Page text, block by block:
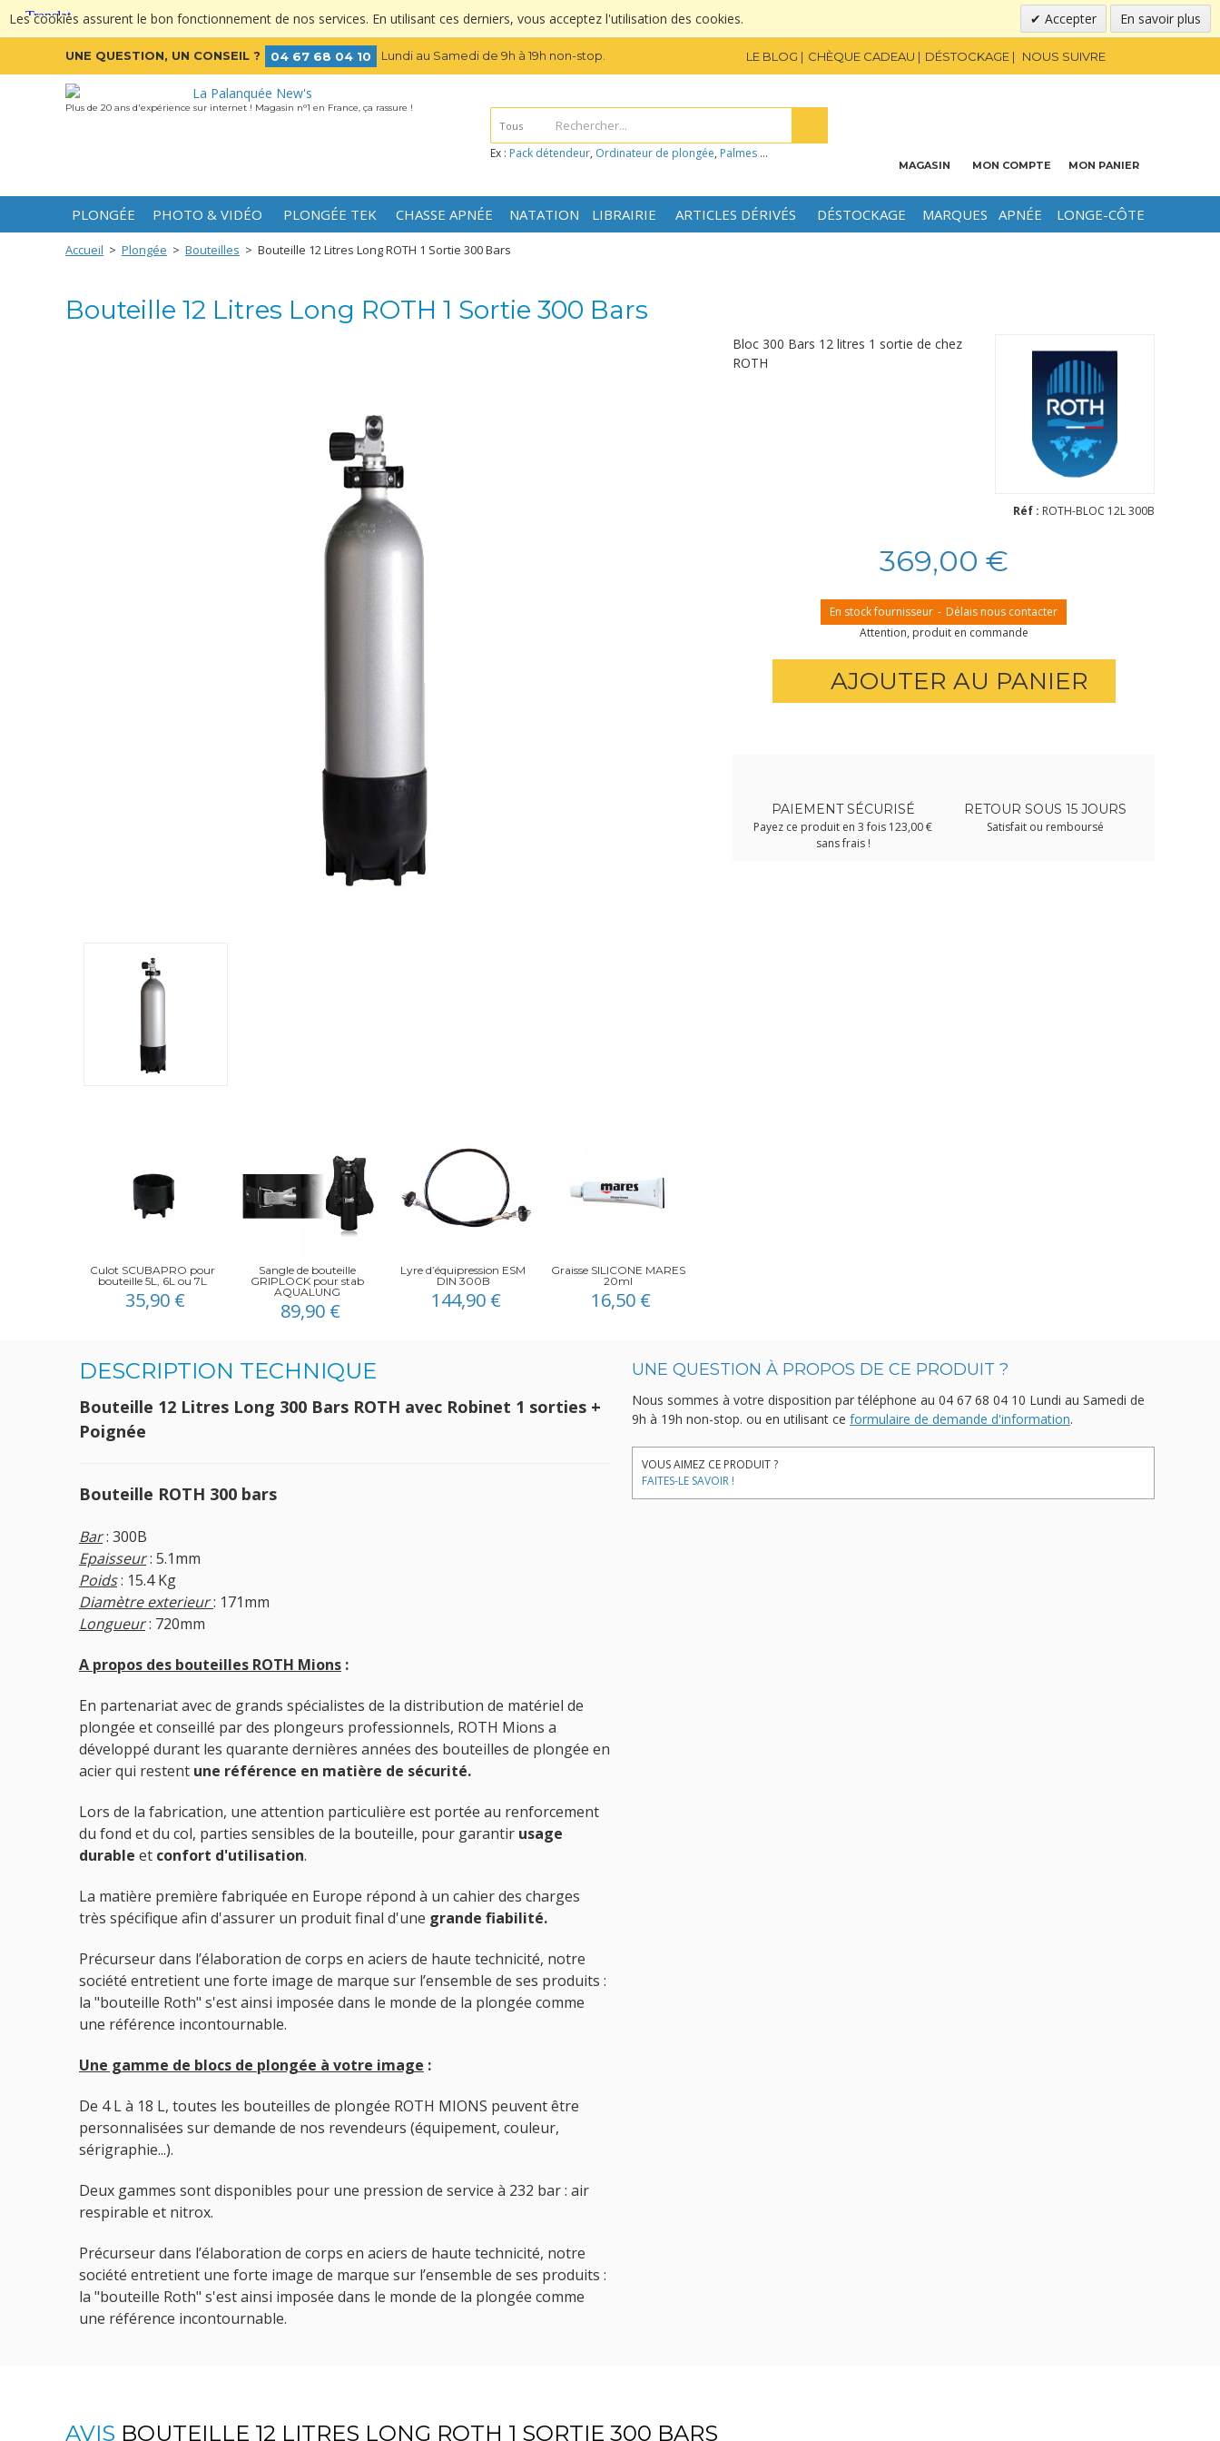
Les cookies assurent le bon fonctionnement de nos services. En utilisant ces derniers, vous acceptez l'utilisation des cookies. Accepter En savoir plus
UNE QUESTION, UN CONSEIL ? 04 67 68 04 10 Lundi au Samedi de 9h à 19h non-stop. LE BLOG CHÈQUE CADEAU DÉSTOCKAGE NOUS SUIVRE
Plus de 20 ans d'expérience sur internet ! Magasin n°1 en France, ça rassure !
MAGASIN MON COMPTE MON PANIER
PLONGÉE PHOTO & VIDÉO PLONGÉE TEK CHASSE APNÉE NATATION LIBRAIRIE ARTICLES DÉRIVÉS DÉSTOCKAGE MARQUES APNÉE LONGE-CÔTE
Tous
Ex : Pack détendeur, Ordinateur de plongée, Palmes ...
Accueil > Plongée > Bouteilles > Bouteille 12 Litres Long ROTH 1 Sortie 300 Bars
Bouteille 12 Litres Long ROTH 1 Sortie 300 Bars
Culot SCUBAPRO pour
bouteille 5L, 6L ou 7L
35,90 €
Sangle de bouteille
GRIPLOCK pour stab
AQUALUNG
89,90 €
Lyre d’équipression ESM
DIN 300B
144,90 €
Graisse SILICONE MARES
20ml
16,50 €
Bloc 300 Bars 12 litres 1 sortie de chez
ROTH
Réf : ROTH-BLOC 12L 300B
369,00 €
En stock fournisseur - Délais nous contacter
Attention, produit en commande
AJOUTER AU PANIER
PAIEMENT SÉCURISÉ
Payez ce produit en 3 fois 123,00 €
sans frais !
RETOUR SOUS 15 JOURS
Satisfait ou remboursé
DESCRIPTION TECHNIQUE
Bouteille 12 Litres Long 300 Bars ROTH avec Robinet 1 sorties +
Poignée
Bouteille ROTH 300 bars
Bar: 300B
Epaisseur: 5.1mm
Poids: 15.4 Kg
Diamètre exterieur: 171mm
Longueur: 720mm
A propos des bouteilles ROTH Mions :
En partenariat avec de grands spécialistes de la distribution de matériel de
plongée et conseillé par des plongeurs professionnels, ROTH Mions a
développé durant les quarante dernières années des bouteilles de plongée en
acier qui restent une référence en matière de sécurité.
Lors de la fabrication, une attention particulière est portée au renforcement
du fond et du col, parties sensibles de la bouteille, pour garantir usage
durable et confort d'utilisation.
La matière première fabriquée en Europe répond à un cahier des charges
très spécifique afin d'assurer un produit final d'une grande fiabilité.
Précurseur dans l’élaboration de corps en aciers de haute technicité, notre
société entretient une forte image de marque sur l’ensemble de ses produits :
la "bouteille Roth" s'est ainsi imposée dans le monde de la plongée comme
une référence incontournable.
Une gamme de blocs de plongée à votre image :
De 4 L à 18 L, toutes les bouteilles de plongée ROTH MIONS peuvent être
personnalisées sur demande de nos revendeurs (équipement, couleur,
sérigraphie...).
Deux gammes sont disponibles pour une pression de service à 232 bar : air
respirable et nitrox.
Précurseur dans l’élaboration de corps en aciers de haute technicité, notre
société entretient une forte image de marque sur l’ensemble de ses produits :
la "bouteille Roth" s'est ainsi imposée dans le monde de la plongée comme
une référence incontournable.
UNE QUESTION À PROPOS DE CE PRODUIT ?
Nous sommes à votre disposition par téléphone au 04 67 68 04 10 Lundi au Samedi de
9h à 19h non-stop. ou en utilisant ce formulaire de demande d'information.
VOUS AIMEZ CE PRODUIT ?
FAITES-LE SAVOIR !
AVIS BOUTEILLE 12 LITRES LONG ROTH 1 SORTIE 300 BARS